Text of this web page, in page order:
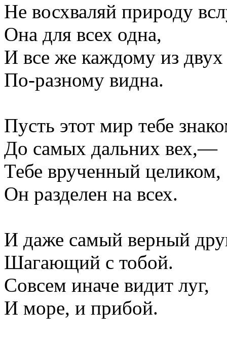
Не восхваляй природу
Она для всех одна,
И все же каждому из двух
По-разному видна.
Пусть этот мир тебе
До самых дальних вех,—
Тебе врученный целиком,
Он разделен на всех.
И даже самый верный
Шагающий с тобой.
Совсем иначе видит луг,
И море, и прибой.